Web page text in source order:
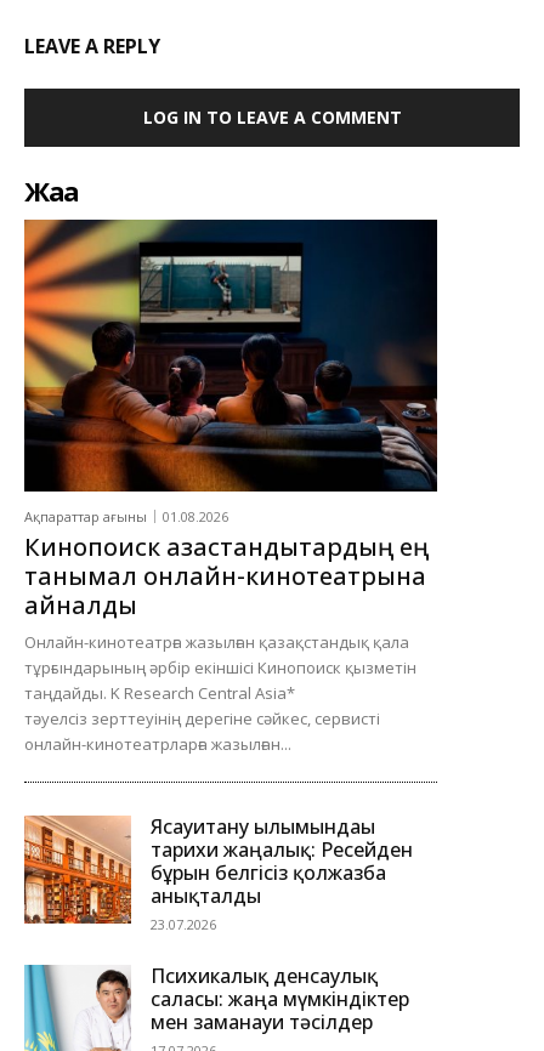
LEAVE A REPLY
LOG IN TO LEAVE A COMMENT
Жаңа
Ақпараттар ағыны 01.08.2026
Кинопоиск қазақстандықтардың ең
танымал онлайн-кинотеатрына
айналды
Онлайн-кинотеатрға жазылған қазақстандық қала
тұрғындарының әрбір екіншісі Кинопоиск қызметін
таңдайды. K Research Central Asia*
тәуелсіз зерттеуінің дерегіне сәйкес, сервисті
онлайн-кинотеатрларға жазылған...
Ясауитану ғылымындағы
тарихи жаңалық: Ресейден
бұрын белгісіз қолжазба
анықталды
23.07.2026
Психикалық денсаулық
саласы: жаңа мүмкіндіктер
мен заманауи тәсілдер